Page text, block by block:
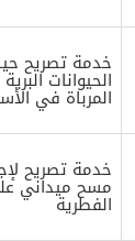
خدمة تصريح
الحيوانات
المرباة في
خدمة تصريح
مسح ميداني
الفطرية